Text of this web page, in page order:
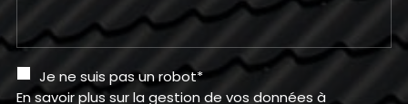
Je ne suis pas un robot*
En savoir plus sur la gestion de vos données à